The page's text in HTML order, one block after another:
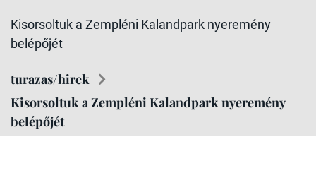
Kisorsoltuk a Zempléni Kalandpark nyeremény
belépőjét
turazas/hirek
Kisorsoltuk a Zempléni Kalandpark nyeremény
belépőjét